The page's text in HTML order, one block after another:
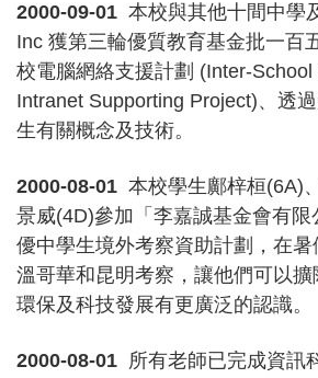
2000-09-01 本校與其他十間中學
Inc 獲第三輪優質教育基金批一百
校電腦網絡支援計劃 (Inter-
Intranet Supporting Project)、透
生有關概念及技術。
2000-08-01 本校學生鄺梓桓(6A)
景威(4D)參加「李嘉誠基金會有
優中學生境外考察資助計劃，在暑
溫哥華和昆明考察，讓他們可以擴
環保及科技發展有更廣泛的認識。
2000-08-01 所有老師已完成資訊